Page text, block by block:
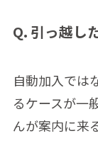
Q. 引っ越し
自動加入では
るケースが一
んが案内に来